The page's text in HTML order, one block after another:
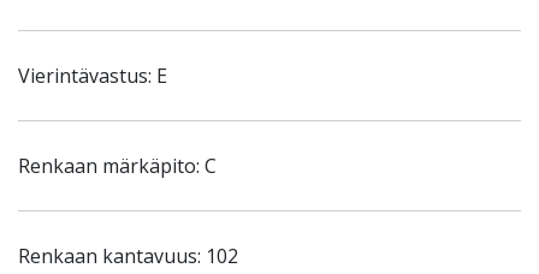
Vierintävastus: E
Renkaan märkäpito: C
Renkaan kantavuus: 102